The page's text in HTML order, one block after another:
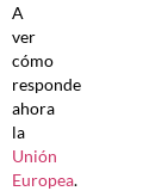
A
ver
cómo
responde
ahora
la
Unión
Europea.